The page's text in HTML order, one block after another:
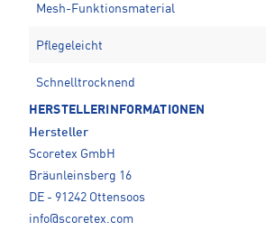
Mesh-Funktionsmaterial
Pflegeleicht
Schnelltrocknend
HERSTELLERINFORMATIONEN
Hersteller
Scoretex GmbH
Bräunleinsberg 16
DE - 91242 Ottensoos
info@scoretex.com